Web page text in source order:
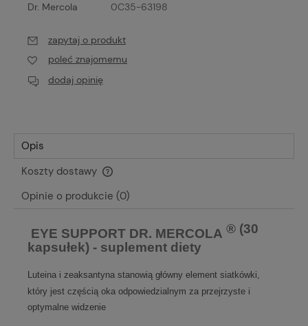
Dr. Mercola 0C35-63198
zapytaj o produkt
poleć znajomemu
dodaj opinię
Opis
Koszty dostawy
Cena nie zawiera ewentualnych kosztów płatności
Opinie o produkcie (0)
EYE SUPPORT DR. MERCOLA ® (30
kapsułek) - suplement diety
Luteina i zeaksantyna stanowią główny element siatkówki,
który jest częścią oka odpowiedzialnym za przejrzyste i
optymalne widzenie